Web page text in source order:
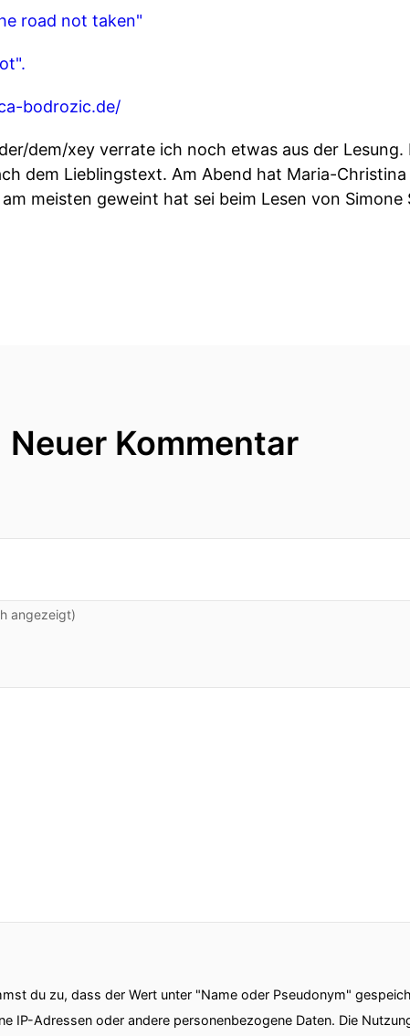
road not taken"
bodrozic.de/
dem/xey verrate ich noch etwas aus der Lesung.
dem Lieblingstext. Am Abend hat Maria-
meisten geweint hat sei beim Lesen von Simone
Neuer Kommentar
angezeigt)
du zu, dass der Wert unter "Name oder Pseudonym"
IP-Adressen oder andere personenbezogene Daten. Die